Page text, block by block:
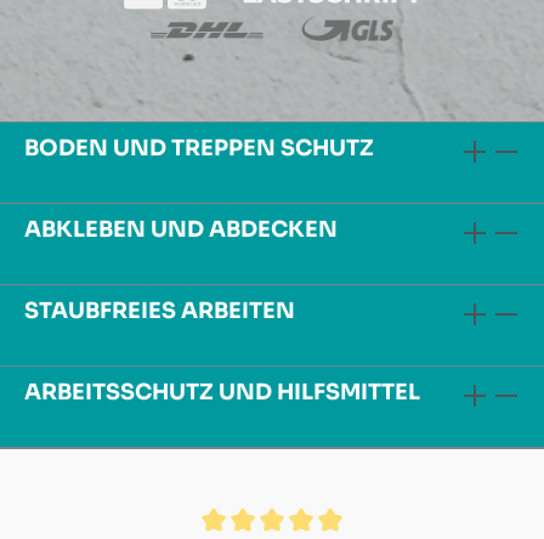
BODEN UND TREPPEN SCHUTZ
ABKLEBEN UND ABDECKEN
STAUBFREIES ARBEITEN
ARBEITSSCHUTZ UND HILFSMITTEL